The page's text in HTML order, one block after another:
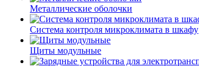
Металлические оболочки
Система контроля микроклимата в шкафу
Щиты модульные